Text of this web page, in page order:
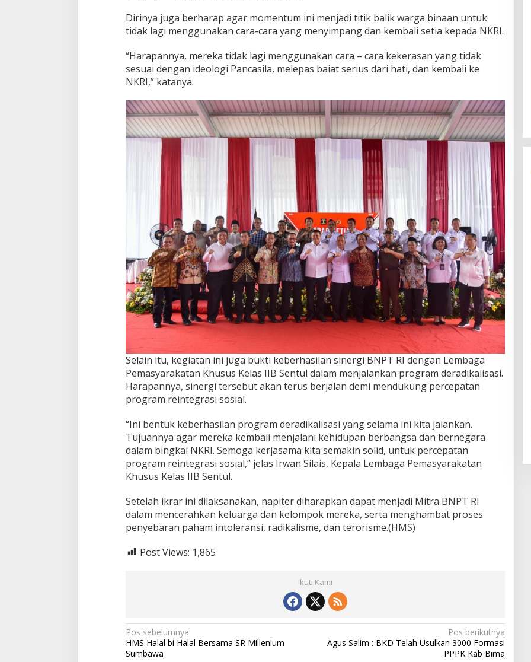
Dirinya juga berharap agar momentum ini menjadi titik balik warga binaan untuk
tidak lagi menggunakan cara-cara yang menyimpang dan kembali setia kepada NKRI.
“Harapannya, mereka tidak lagi menggunakan cara – cara kekerasan yang tidak
sesuai dengan ideologi Pancasila, melepas baiat serius dari hati, dan kembali ke
NKRI,” katanya.
Selain itu, kegiatan ini juga bukti keberhasilan sinergi BNPT RI dengan Lembaga
Pemasyarakatan Khusus Kelas IIB Sentul dalam menjalankan program deradikalisasi.
Harapannya, sinergi tersebut akan terus berjalan demi mendukung percepatan
program reintegrasi sosial.
“Ini bentuk keberhasilan program deradikalisasi yang selama ini kita jalankan.
Tujuannya agar mereka kembali menjalani kehidupan berbangsa dan bernegara
dalam bingkai NKRI. Semoga kerjasama kita semakin solid, untuk percepatan
program reintegrasi sosial,” jelas Irwan Silais, Kepala Lembaga Pemasyarakatan
Khusus Kelas IIB Sentul.
Setelah ikrar ini dilaksanakan, napiter diharapkan dapat menjadi Mitra BNPT RI
dalam mencerahkan keluarga dan kelompok mereka, serta menghambat proses
penyebaran paham intoleransi, radikalisme, dan terorisme.(HMS)
Post Views: 1,865
Ikuti Kami
Navigasi
pos
Pos sebelumnya
HMS Halal bi Halal Bersama SR Millenium
Sumbawa
Pos berikutnya
Agus Salim : BKD Telah Usulkan 3000 Formasi
PPPK Kab Bima